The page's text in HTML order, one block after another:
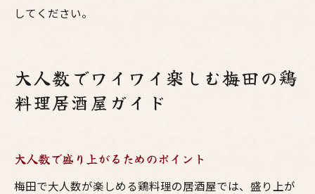
してください。
大人数でワイワイ楽しむ梅田の鶏
料理居酒屋ガイド
大人数で盛り上がるためのポイント
梅田で大人数が楽しめる鶏料理の居酒屋では、盛り上が